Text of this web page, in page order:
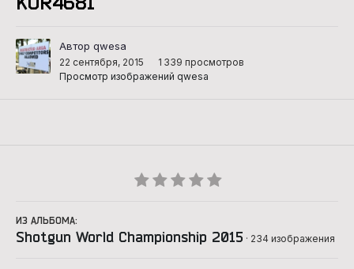
Автор qwesa
22 сентября, 2015
1 339 просмотров
Просмотр изображений qwesa
ИЗ АЛЬБОМА:
Shotgun World Championship 2015 · 234 изображения